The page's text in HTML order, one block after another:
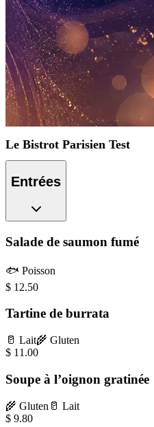
Le Bistrot Parisien Test
Entrées
Salade de saumon fumé
🐟 Poisson
$ 12.50
Tartine de burrata
🥛 Lait🌾 Gluten
$ 11.00
Soupe à l’oignon gratinée
🌾 Gluten 🥛 Lait
$ 9.80